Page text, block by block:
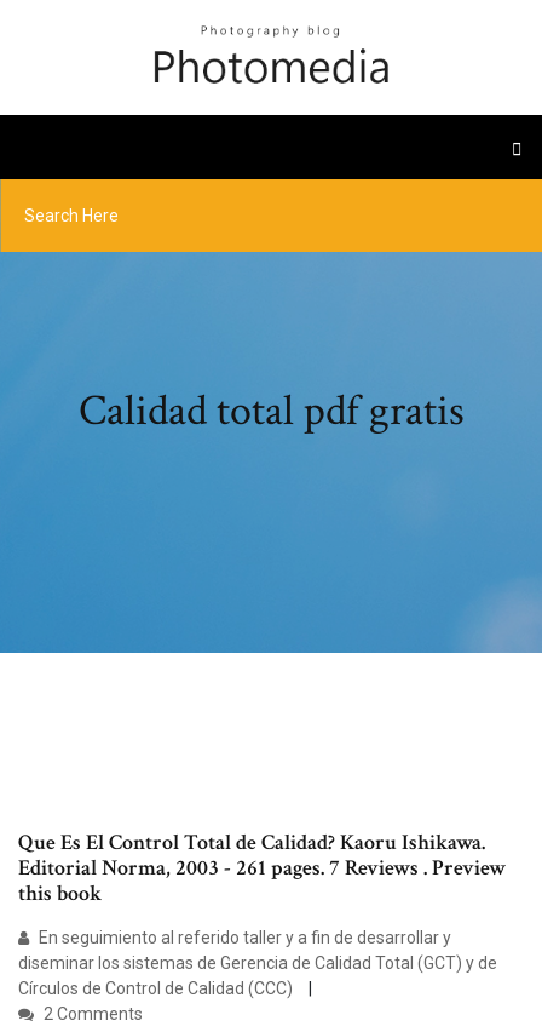
Calidad total pdf gratis
Que Es El Control Total de Calidad? Kaoru Ishikawa.
Editorial Norma, 2003 - 261 pages. 7 Reviews . Preview
this book
En seguimiento al referido taller y a fin de desarrollar y
diseminar los sistemas de Gerencia de Calidad Total (GCT) y de
Círculos de Control de Calidad (CCC)
2 Comments